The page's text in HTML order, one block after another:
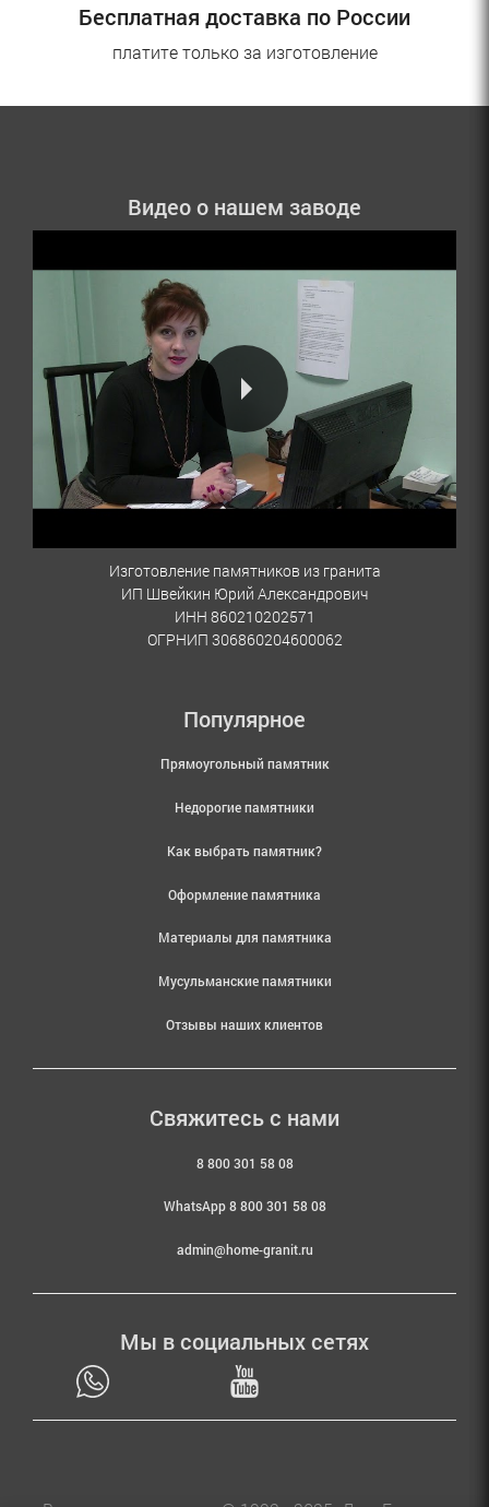
Бесплатная доставка по России
платите только за изготовление
Видео о нашем заводе
Изготовление памятников из гранита
ИП Швейкин Юрий Александрович
ИНН 860210202571
ОГРНИП 306860204600062
Популярное
Прямоугольный памятник
Недорогие памятники
Как выбрать памятник?
Оформление памятника
Материалы для памятника
Мусульманские памятники
Отзывы наших клиентов
Свяжитесь с нами
8 800 301 58 08
WhatsApp 8 800 301 58 08
admin@home-granit.ru
Мы в социальных сетях